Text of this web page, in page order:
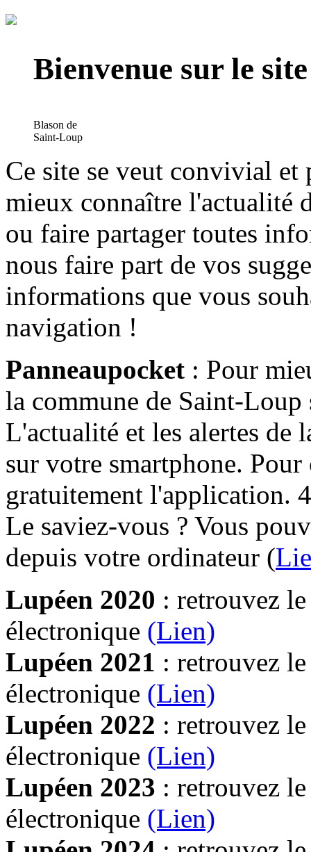
Bienvenue sur le
Blason de
Saint-Loup
Ce site se veut convivial et
mieux connaître l'actualité
ou faire partager toutes
nous faire part de vos
informations que vous
navigation !
Panneaupocket : Pour
la commune de Saint-Loup
L'actualité et les alertes de
sur votre smartphone.
gratuitement l'application.
Le saviez-vous ? Vous
depuis votre ordinateur (
Lupéen 2020 : retrouvez
électronique (Lien)
Lupéen 2021 : retrouvez
électronique (Lien)
Lupéen 2022 : retrouvez
électronique (Lien)
Lupéen 2023 : retrouvez
électronique (Lien)